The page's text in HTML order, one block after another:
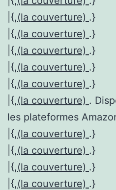
|{,(la couverture) .}
|{,(la couverture) .}
|{,(la couverture) .}
|{,(la couverture) .}
|{,(la couverture) .}
|{,(la couverture) .
les plateformes
|{,(la couverture) .}
|{,(la couverture) .}
|{,(la couverture) .}
|{,(la couverture) .}